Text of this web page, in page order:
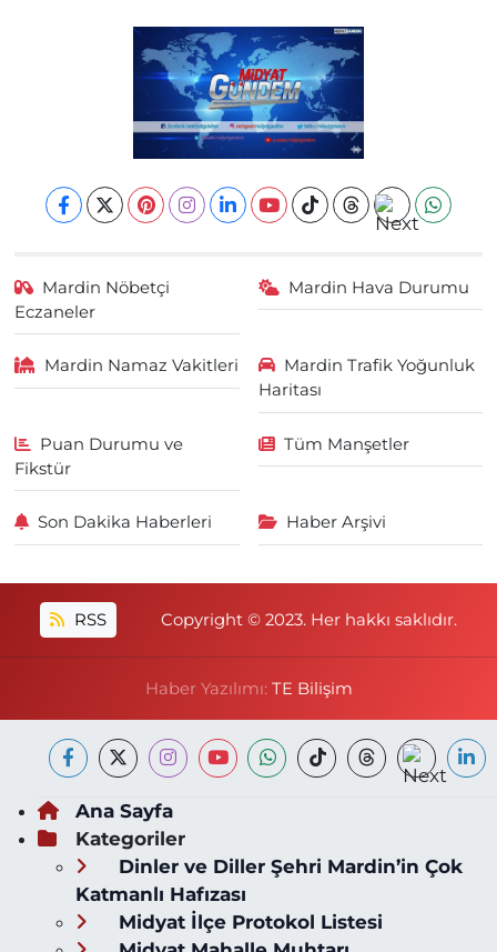
Mardin Nöbetçi
Eczaneler
Mardin Hava Durumu
Mardin Namaz Vakitleri
Mardin Trafik Yoğunluk
Haritası
Puan Durumu ve
Fikstür
Tüm Manşetler
Son Dakika Haberleri Haber Arşivi
RSS Copyright © 2023. Her hakkı saklıdır.
Haber Yazılımı: TE Bilişim
Ana Sayfa
Kategoriler
Dinler ve Diller Şehri Mardin’in Çok
Katmanlı Hafızası
Midyat İlçe Protokol Listesi